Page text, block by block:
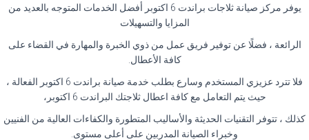
يوفر مركز صيانة ثلاجات براندت 6 اكتوبر أفضل الخدمات المتوجه بالعديد من
المزايا والتسهيلات
الرائعة ، فضلًا عن توفير فريق عمل من ذوي الخبرة والمهارة في القضاء على
كافة الأعطال.
فلا تترد عزيزي المستخدم وسارع بطلب خدمة صيانة براندت 6 اكتوبر الفعالة ،
حيث يتم التعامل مع كافة اعطال ثلاجتك البراندت 6 اكتوبر،
كذلك ، تتوفر التقنيات الحديثة والأساليب المتطورة والكفاءات العالية من الفنيين
وخبراء الصيانة المدربين على أعلى مستوى.